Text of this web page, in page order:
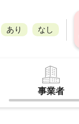
あり
なし
事業者